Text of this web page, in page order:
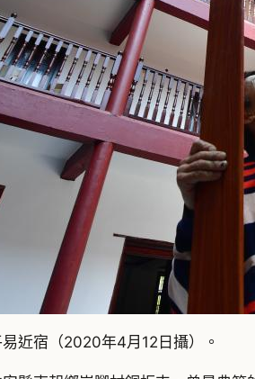
近宿（2020年4月12日攝）。